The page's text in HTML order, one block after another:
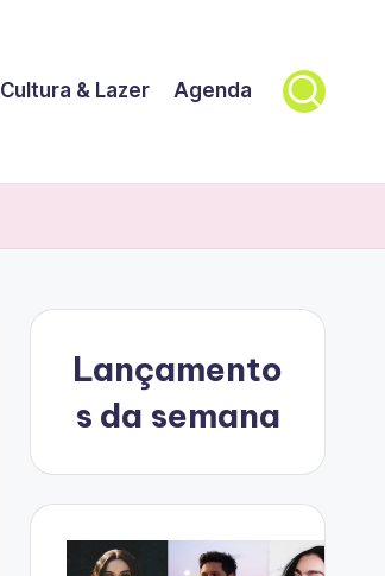
Cultura & Lazer Agenda
Lançamento
s da semana